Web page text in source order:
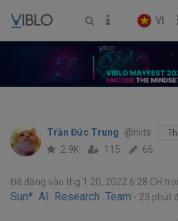
VI
Trần Đức Trung @niits
2.9K 115 66
Đã đăng vào thg 1 20, 2022 6:28 CH
Sun* AI Research Team 23 phút